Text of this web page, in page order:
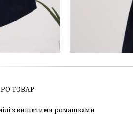
ТОВАР
з вишитими ромашками